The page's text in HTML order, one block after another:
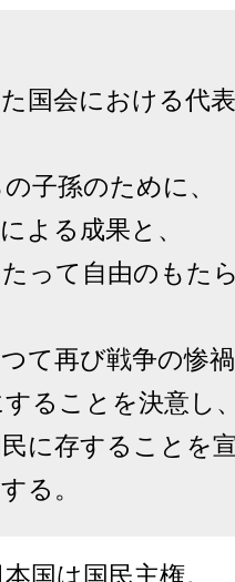
国会における代
子孫のために、
よる成果と、
って自由のもた
て再び戦争の惨
ることを決意し
に存することを
国は国民主権。